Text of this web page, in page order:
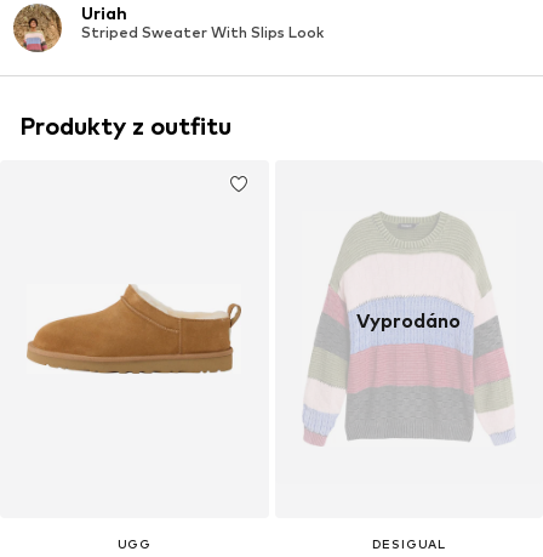
Uriah
Striped Sweater With Slips Look
Produkty z outfitu
UGG
Vyprodáno
DESIGUAL